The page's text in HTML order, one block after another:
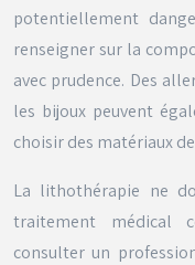
potentiellement
renseigner sur la
avec prudence. Des
les bijoux peuvent
choisir des matériaux
La lithothérapie ne
traitement médical
consulter un